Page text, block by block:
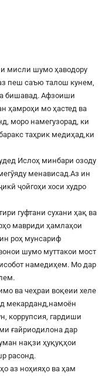
мисли шумо ҳаводору
пеш саъю талош кунем,
бишавад. Афзоиши
ҳамроҳи мо ҳастед ва
моро намегузорад, ки
таҳрик медиҳад,ки
Ислоҳ минбари озоду
менависад.Аз ин
ҷойгоҳи хоси худро
гуфтани сухани ҳақ ва
мавриди ҳамлаҳои
роҳ мунсариф
шумо муттакои мост
намедиҳем. Мо дар
ва чеҳраи воқеии хеле
мекарданд,намоён
коррупсия, гардиши
ғайриодилона дар
нақзи ҳуқуқҳои
расонд.
аз ноҳияҳо ва ҳам